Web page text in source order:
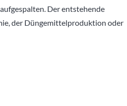
Der entstehende
der Düngemittelproduktion oder